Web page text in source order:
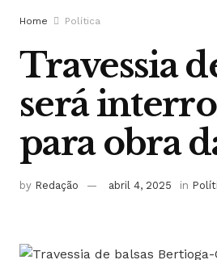
Home Política
Travessia
será
para obra
by Redação abril 4, 2025 in